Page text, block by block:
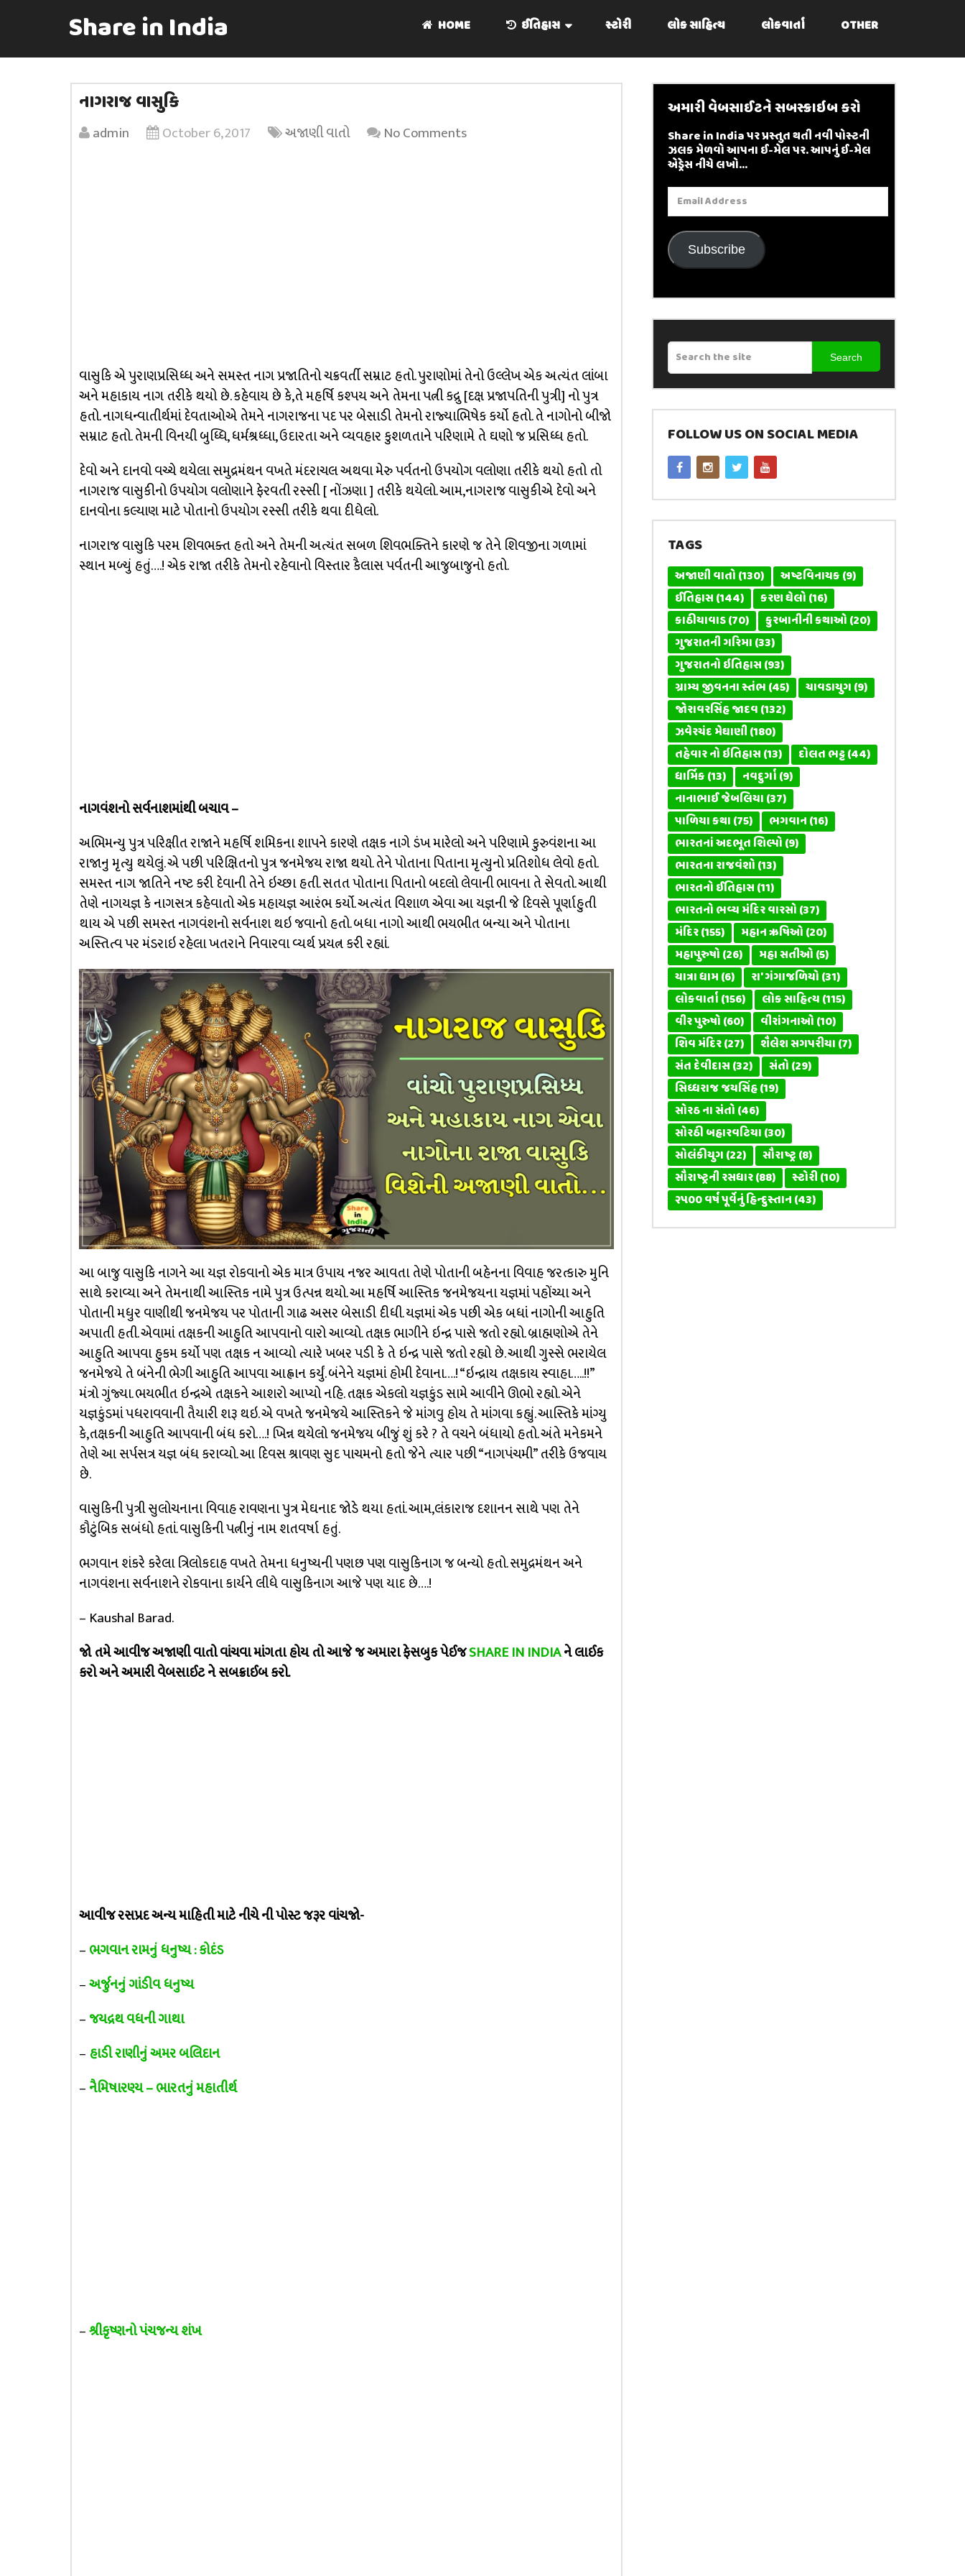
Share in India HOME ઈતિહાસ સ્ટોરી લોક સાહિત્ય લોકવાર્તા OTHER
નાગરાજ વાસુકિ
admin October 6, 2017 અજાણી વાતો No Comments
વાસુકિ એ પુરાણપ્રસિધ્ધ અને સમસ્ત નાગ પ્રજાતિનો ચક્રવર્તી સમ્રાટ હતો. પુરાણોમાં તેનો ઉલ્લેખ એક અત્યંત લાંબા
અને મહાકાય નાગ તરીકે થયો છે. કહેવાય છે કે,તે મહર્ષિ કશ્પય અને તેમના પત્ની કદ્રુ [દક્ષ પ્રજાપતિની પુત્રી] નો પુત્ર
હતો. નાગધન્વાતીર્થમાં દેવતાઓએ તેમને નાગરાજના પદ પર બેસાડી તેમનો રાજ્યાભિષેક કર્યો હતો. તે નાગોનો બીજો
સમ્રાટ હતો. તેમની વિનયી બુધ્ધિ, ધર્મશ્રધ્ધા, ઉદારતા અને વ્યવહાર કુશળતાને પરિણામે તે ઘણો જ પ્રસિધ્ધ હતો.
દેવો અને દાનવો વચ્ચે થયેલા સમુદ્રમંથન વખતે મંદરાચલ અથવા મેરુ પર્વતનો ઉપયોગ વલોણા તરીકે થયો હતો તો
નાગરાજ વાસુકીનો ઉપયોગ વલોણાને ફેરવતી રસ્સી [ નોંઝણા ] તરીકે થયેલો. આમ,નાગરાજ વાસુકીએ દેવો અને
દાનવોના કલ્યાણ માટે પોતાનો ઉપયોગ રસ્સી તરીકે થવા દીધેલો.
નાગરાજ વાસુકિ પરમ શિવભક્ત હતો અને તેમની અત્યંત સબળ શિવભક્તિને કારણે જ તેને શિવજીના ગળામાં
સ્થાન મળ્યું હતું….! એક રાજા તરીકે તેમનો રહેવાનો વિસ્તાર કૈલાસ પર્વતની આજુબાજુનો હતો.
નાગવંશનો સર્વનાશમાંથી બચાવ –
અભિમન્યુ પુત્ર પરિક્ષીત રાજાને મહર્ષિ શમિકના શાપને કારણે તક્ષક નાગે ડંખ મારેલો અને પરિણામે કુરુવંશના આ
રાજાનુ મૃત્યુ થયેલું. એ પછી પરિક્ષિતનો પુત્ર જનમેજય રાજા થયો. તેને પોતાના પિતાના મૃત્યુનો પ્રતિશોધ લેવો હતો.
સમસ્ત નાગ જાતિને નષ્ટ કરી દેવાની તેને ઇચ્છા હતી. સતત પોતાના પિતાનો બદલો લેવાની ભાવના તે સેવતો. આથી
તેણે નાગયજ્ઞ કે નાગસત્ર કહેવાતો એક મહાયજ્ઞ આરંભ કર્યો. અત્યંત વિશાળ એવા આ યજ્ઞની જે દિવસે પૂર્ણાહુતી
થાય એ પછી સમસ્ત નાગવંશનો સર્વનાશ થઇ જવાનો હતો. બધા નાગો આથી ભયભીત બન્યા અને પોતાના
અસ્તિત્વ પર મંડરાઇ રહેલા ખતરાને નિવારવા વ્યર્થ પ્રયત્ન કરી રહ્યાં.
આ બાજુ વાસુકિ નાગને આ યજ્ઞ રોકવાનો એક માત્ર ઉપાય નજર આવતા તેણે પોતાની બહેનના વિવાહ જરત્કારુ મુનિ
સાથે કરાવ્યા અને તેમનાથી આસ્તિક નામે પુત્ર ઉત્પન્ન થયો. આ મહર્ષિ આસ્તિક જનમેજયના યજ્ઞમાં પહોંચ્યા અને
પોતાની મધુર વાણીથી જનમેજય પર પોતાની ગાઢ અસર બેસાડી દીધી. યજ્ઞમાં એક પછી એક બધાં નાગોની આહુતિ
અપાતી હતી. એવામાં તક્ષકની આહુતિ આપવાનો વારો આવ્યો. તક્ષક ભાગીને ઇન્દ્ર પાસે જતો રહ્યો. બ્રાહ્મણોએ તેને
આહુતિ આપવા હુકમ કર્યો પણ તક્ષક ન આવ્યો ત્યારે ખબર પડી કે તે ઇન્દ્ર પાસે જતો રહ્યો છે. આથી ગુસ્સે ભરાયેલ
જનમેજયે તે બંનેની ભેગી આહુતિ આપવા આહ્વાન કર્યું. બંનેને યજ્ઞમાં હોમી દેવાના….! “ઇન્દ્રાય તક્ષકાય સ્વાહા…..!!”
મંત્રો ગુંજ્યા. ભયભીત ઇન્દ્રએ તક્ષકને આશરો આપ્યો નહિ. તક્ષક એકલો યજ્ઞકુંડ સામે આવીને ઊભો રહ્યો. એને
યજ્ઞકુંડમાં પધરાવવાની તૈયારી શરૂ થઇ. એ વખતે જનમેજયે આસ્તિકને જે માંગવુ હોય તે માંગવા કહ્યું. આસ્તિકે માંગ્યુ
કે,તક્ષકની આહુતિ આપવાની બંધ કરો….! ખિન્ન થયેલો જનમેજય બીજું શું કરે ? તે વચને બંધાયો હતો. અંતે મનેકમને
તેણે આ સર્પસત્ર યજ્ઞ બંધ કરાવ્યો. આ દિવસ શ્રાવણ સુદ પાચમનો હતો જેને ત્યાર પછી “નાગપંચમી” તરીકે ઉજવાય
છે.
વાસુકિની પુત્રી સુલોચનાના વિવાહ રાવણના પુત્ર મેઘનાદ જોડે થયા હતાં. આમ,લંકારાજ દશાનન સાથે પણ તેને
કૌટુંબિક સબંધો હતાં. વાસુકિની પત્નીનું નામ શતવર્ષા હતું.
ભગવાન શંકરે કરેલા ત્રિલોકદાહ વખતે તેમના ધનુષ્યની પણછ પણ વાસુકિનાગ જ બન્યો હતો. સમુદ્રમંથન અને
નાગવંશના સર્વનાશને રોકવાના કાર્યને લીધે વાસુકિનાગ આજે પણ યાદ છે….!
– Kaushal Barad.
જો તમે આવીજ અજાણી વાતો વાંચવા માંગતા હોય તો આજે જ અમારા ફેસબુક પેઈજSHARE IN INDIAને લાઈક
કરો અને અમારી વેબસાઈટ ને સબક્રાઈબ કરો.
આવીજ રસપ્રદ અન્ય માહિતી માટે નીચે ની પોસ્ટ જરૂર વાંચજો-
–ભગવાન રામનું ધનુષ્ય : કોદંડ
–અર્જુનનું ગાંડીવ ધનુષ્ય
–જયદ્રથ વધની ગાથા
– હાડી રાણીનું અમર બલિદાન
–નૈમિષારણ્ય – ભારતનું મહાતીર્થ
–શ્રીકૃષ્ણનો પંચજન્ય શંખ
અમારી વેબસાઈટને સબસ્ક્રાઇબ કરો
Share in India પર પ્રસ્તુત થતી નવી પોસ્ટની
ઝલક મેળવો આપના ઈ-મેલ પર. આપનું ઈ-મેલ
એડ્રેસ નીચે લખો...
Email
Address
Subscribe
Search
FOLLOW US ON SOCIAL MEDIA
TAGS
અજાણી વાતો(130) અષ્ટવિનાયક(9)
ઈતિહાસ(144) કરણ ઘેલો(16)
કાઠીયાવાડ(70) કુરબાનીની કથાઓ(20)
ગુજરાતની ગરિમા(33)
ગુજરાતનો ઇતિહાસ(93)
ગ્રામ્ય જીવનના સ્તંભ(45) ચાવડાયુગ(9)
જોરાવરસિંહ જાદવ(132)
ઝવેરચંદ મેઘાણી(180)
તહેવાર નો ઇતિહાસ(13) દોલત ભટ્ટ(44)
ધાર્મિક(13) નવદુર્ગા(9)
નાનાભાઈ જેબલિયા(37)
પાળિયા કથા(75) ભગવાન(16)
ભારતનાં અદભૂત શિલ્પો(9)
ભારતના રાજવંશો(13)
ભારતનો ઈતિહાસ(11)
ભારતનો ભવ્ય મંદિર વારસો(37)
મંદિર(155) મહાન ઋષિઓ(20)
મહાપુરુષો(26) મહા સતીઓ(5)
યાત્રા ધામ(6) રા' ગંગાજળિયો(31)
લોકવાર્તા(156) લોક સાહિત્ય(115)
વીર પુરુષો(60) વીરાંગનાઓ(10)
શિવ મંદિર(27) શૈલેશ સગપરીયા(7)
સંત દેવીદાસ(32) સંતો(29)
સિધ્ધરાજ જયસિંહ(19)
સોરઠ ના સંતો(46)
સોરઠી બહારવટિયા(30)
સોલંકીયુગ(22) સૌરાષ્ટ્ર(8)
સૌરાષ્ટ્રની રસધાર(88) સ્ટોરી(10)
૨૫૦૦ વર્ષ પૂર્વેનું હિન્દુસ્તાન(43)